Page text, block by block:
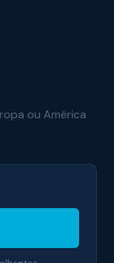
ou América